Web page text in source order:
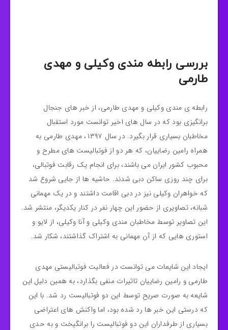
بررسی رابطه مندی وکیلی و مهدی
طارمی
رابطه ی مندی وکیلی و مهدی طارمی، از خبر های جنجال
برانگیزی بود که در سال های اخیر توانست مورد استقبال
مخاطبان بسیاری قرار بگیرد.‌ در سال ۱۳۹۷، مهدی طارمی به
همراه رامین رضاییان، که هر دو از فوتبالیست های مطرح و
محبوب کشور ایران می باشند، برای انجام یک رقابت فوتبالی،
برای چند روزی ساکن دبی شدند. حاشیه ها از جایی شروع شد
که خواهران وکیلی نیز در دبی اقامت داشتند و در یک مهمانی
شبانه، تصاویری از حضور این چهار نفر در کنار یکدیگر، منتشر شد.
این تصاویر توسط مخاطبان مندی وکیلی و آنا وکیلی، از لایو و
استوری هایی که از آن مهمانی به اشتراک گذاشتند، شکار شد.
ایجاد این شایعات می توانست در فعالیت فوتبالیستی مهدی
طارمی و رامین رضاییان تاثیرات منفی بگذارد، به همین دلیل این
شایعه به صورت صریح توسط این دو فوتبالیست رد شد. با این
که درستی این خبر ها رد شده بود، اما واکنش های اعتراضی
بسیاری از طرفداران این دو فوتبالیست را برانگیخت و به حدی